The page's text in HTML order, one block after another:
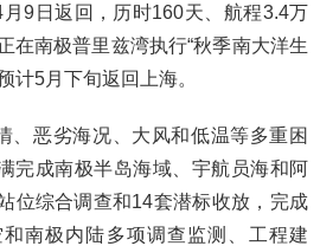
月9日返回，历时160天、航程3.4万
在南极普里兹湾执行“秋季南大洋生
计5月下旬返回上海。
、恶劣海况、大风和低温等多重困
完成南极半岛海域、宇航员海和阿
位综合调查和14套潜标收放，完成
南极内陆多项调查监测、工程建